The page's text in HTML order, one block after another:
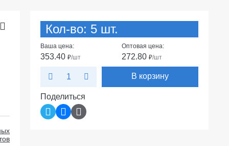
Кол-во: 5 шт.
Ваша цена:
353.40₽/шт
Оптовая цена:
272.80₽/шт
В корзину
Поделиться